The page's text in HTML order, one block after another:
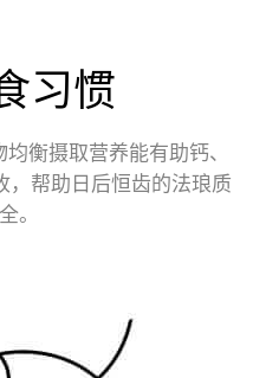
习惯
衡摄取营养能有助钙、
帮助日后恒齿的法琅质
。